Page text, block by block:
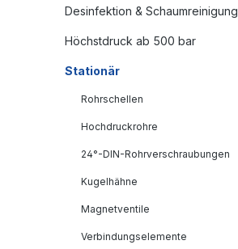
Desinfektion & Schaumreinigung
Höchstdruck ab 500 bar
Stationär
Rohrschellen
Hochdruckrohre
24°-DIN-Rohrverschraubungen
Kugelhähne
Magnetventile
Verbindungselemente